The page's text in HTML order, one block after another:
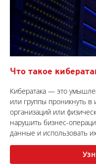
Что такое
Кибератака — это
или группы проникнуть
организаций или
нарушить бизнес-
данные и использовать